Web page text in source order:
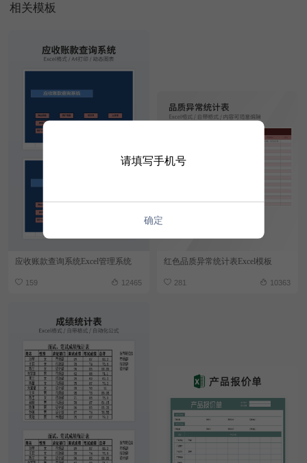
相关模板
应收账款查询系统Excel管理系统
159 12465
红色品质异常统计表Excel模板
281 10363
请填写手机号
确定